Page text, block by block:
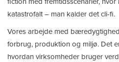
katastrofalt – man kalder det cli-fi.
Vores arbejde med
forbrug, produktion og miljø. Det
hvordan virksomheder bruger